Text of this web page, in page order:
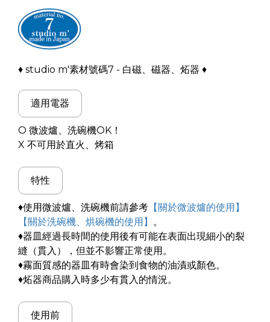
♦ studio m'素材號碼7 - 白磁、磁器、炻器 ♦
適用電器
O 微波爐、洗碗機OK！
X 不可用於直火、烤箱
特性
♦使用微波爐、洗碗機前請參考 【關於微波爐的使用】
【關於洗碗機、烘碗機的使用】 。
♦器皿經過長時間的使用後有可能在表面出現細小的裂
縫（貫入），但並不影響正常使用。
♦霧面質感的器皿有時會染到食物的油漬或顏色。
♦炻器商品購入時多少有貫入的情況。
使用前